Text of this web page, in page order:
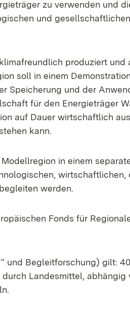
zu verwenden und
und
produziert und
soll in einem
Speicherung und der
für den Energieträger
auf Dauer wirtschaftlich
kann.
in einem
wirtschaftlichen,
werden.
Fonds für
und Begleitforschung) gilt:
Landesmittel, abhängig